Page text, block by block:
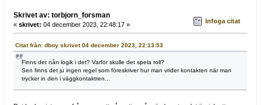
Skrivet av: torbjorn_forsman
« skrivet: 04 december 2023, 22:48:17 » Infoga citat
Citat från: dboy skrivet 04 december 2023, 22:13:53
Finns det nån logik i det? Varför skulle det spela roll?
Sen finns det ju ingen regel som föreskriver hur man vrider kontakten när man
trycker in den i väggkontaktren...